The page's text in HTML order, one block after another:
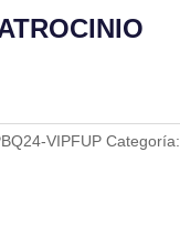
VIPFUP Categoría: